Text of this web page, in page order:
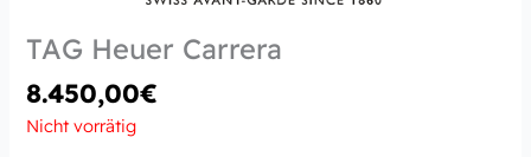
TAG Heuer Carrera
8.450,00€
Nicht vorrätig